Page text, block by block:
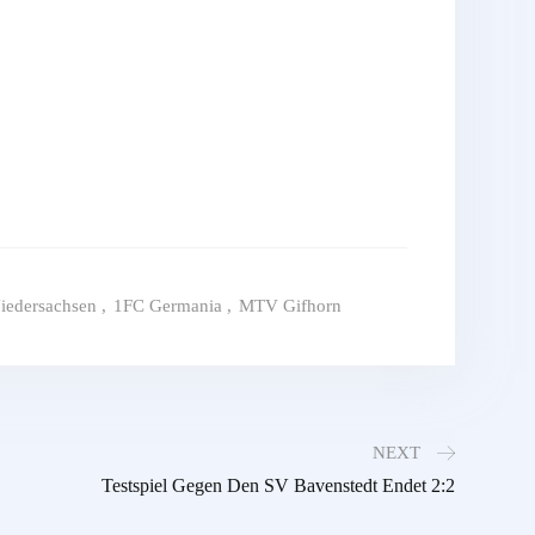
, 1FC Germania , MTV Gifhorn
NEXT
Testspiel Gegen Den SV Bavenstedt Endet 2:2